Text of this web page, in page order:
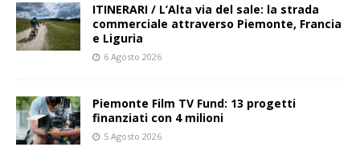
ITINERARI / L’Alta via del sale: la strada
commerciale attraverso Piemonte, Francia
e Liguria
6 Agosto 2026
Piemonte Film TV Fund: 13 progetti
finanziati con 4 milioni
5 Agosto 2026